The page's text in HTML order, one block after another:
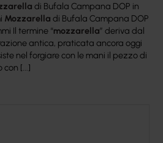
di Bufala Campana DOP in
Mozzarella di Bufala Campana DOP
Il termine “mozzarella” deriva dal
antica, praticata ancora oggi
nel forgiare con le mani il pezzo di
[...]